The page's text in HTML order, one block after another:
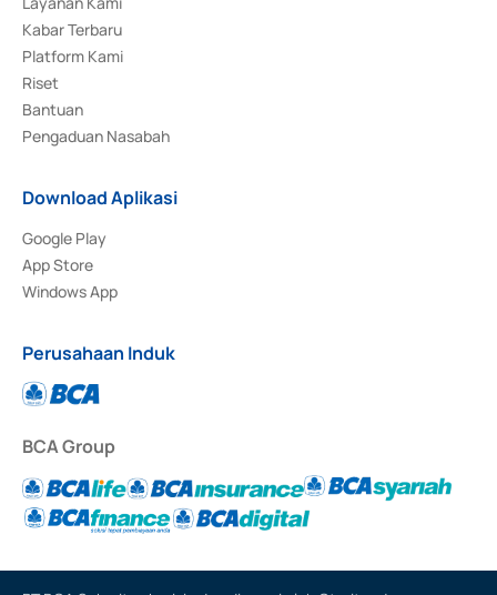
Kabar Terbaru
Platform Kami
Riset
Bantuan
Pengaduan Nasabah
Download Aplikasi
Google Play
App Store
Windows App
Perusahaan Induk
BCA Group